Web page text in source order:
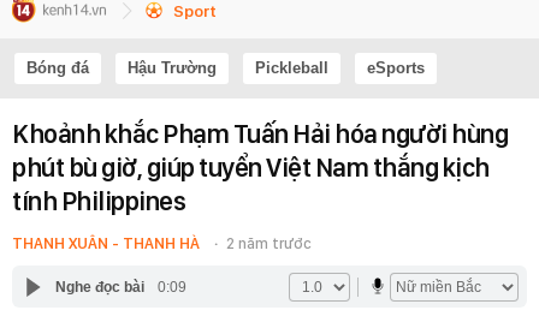
Sport
Bóng đá Hậu Trường Pickleball eSports
Khoảnh khắc Phạm Tuấn Hải hóa người hùng
phút bù giờ, giúp tuyển Việt Nam thắng kịch
tính Philippines
THANH XUÂN - THANH HÀ 2 năm trước
Nghe đọc bài 0:09